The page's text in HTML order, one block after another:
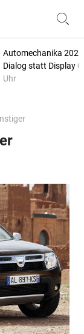
Automechanika
Dialog statt Display
Uhr